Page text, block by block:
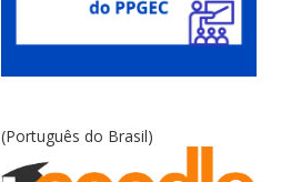
(Português do Brasil)